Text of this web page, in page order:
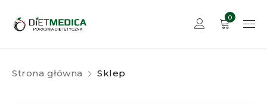
0
Strona główna Sklep